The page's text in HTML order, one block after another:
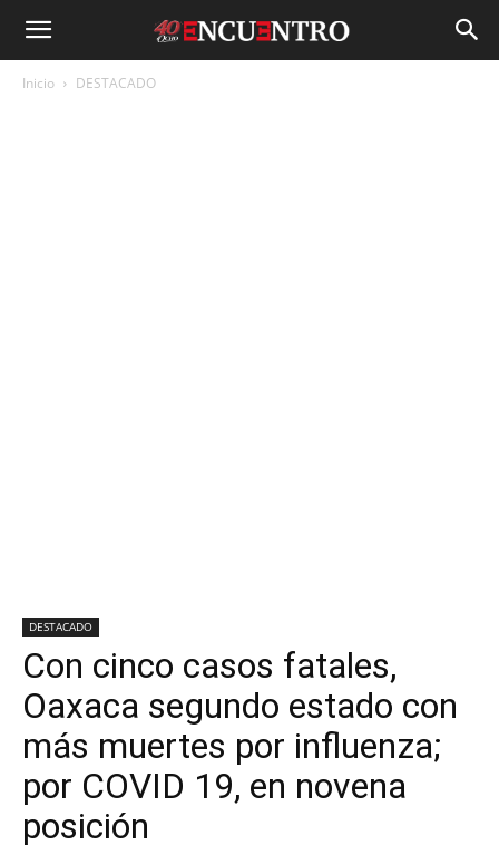
Inicio DESTACADO
DESTACADO
Con cinco casos fatales,
Oaxaca segundo estado con
más muertes por influenza;
por COVID 19, en novena
posición